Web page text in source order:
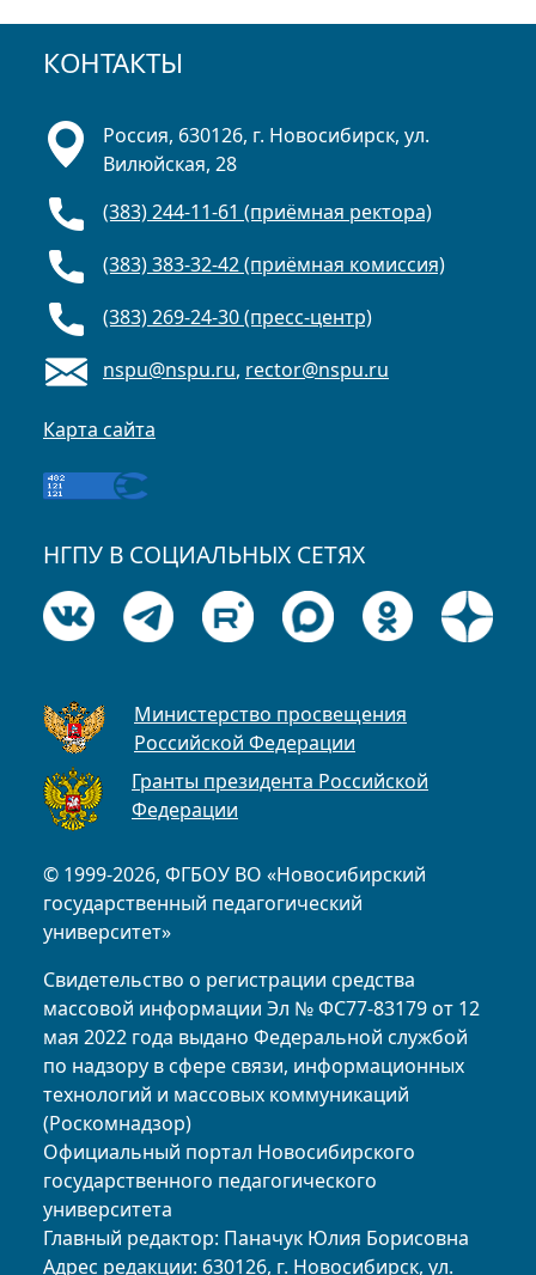
КОНТАКТЫ
© 1999-2026, ФГБОУ ВО «Новосибирский
государственный педагогический
университет»
Свидетельство о регистрации средства
массовой информации Эл № ФС77-83179 от 12
мая 2022 года выдано Федеральной службой
по надзору в сфере связи, информационных
технологий и массовых коммуникаций
(Роскомнадзор)
Официальный портал Новосибирского
государственного педагогического
университета
Главный редактор: Паначук Юлия Борисовна
Адрес редакции: 630126, г. Новосибирск, ул.
Россия, 630126, г. Новосибирск, ул.
Вилюйская, 28
(383) 244-11-61 (приёмная ректора)
(383) 383-32-42 (приёмная комиссия)
(383) 269-24-30 (пресс-центр)
nspu@nspu.ru, rector@nspu.ru
Карта сайта
НГПУ В СОЦИАЛЬНЫХ СЕТЯХ
Министерство просвещения
Российской Федерации
Гранты президента Российской
Федерации